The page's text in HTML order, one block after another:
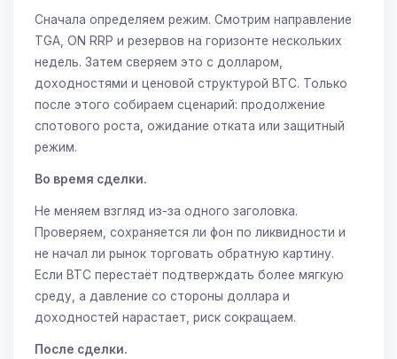
Сначала определяем режим. Смотрим направление
TGA, ON RRP и резервов на горизонте нескольких
недель. Затем сверяем это с долларом,
доходностями и ценовой структурой BTC. Только
после этого собираем сценарий: продолжение
спотового роста, ожидание отката или защитный
режим.
Во время сделки.
Не меняем взгляд из-за одного заголовка.
Проверяем, сохраняется ли фон по ликвидности и
не начал ли рынок торговать обратную картину.
Если BTC перестаёт подтверждать более мягкую
среду, а давление со стороны доллара и
доходностей нарастает, риск сокращаем.
После сделки.